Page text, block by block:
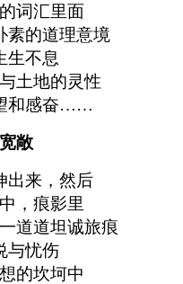
词汇里面
素的道理意境
生不息
土地的灵性
和感奋……
敞
出来，然后
，痕影里
道道坦诚旅痕
与忧伤
的坎坷中